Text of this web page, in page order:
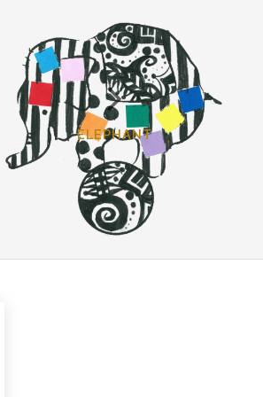
ELEPHANT